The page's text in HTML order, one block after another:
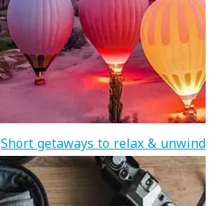
Short getaways to relax & unwind